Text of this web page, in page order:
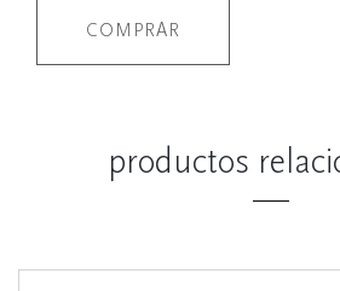
COMPRAR
productos